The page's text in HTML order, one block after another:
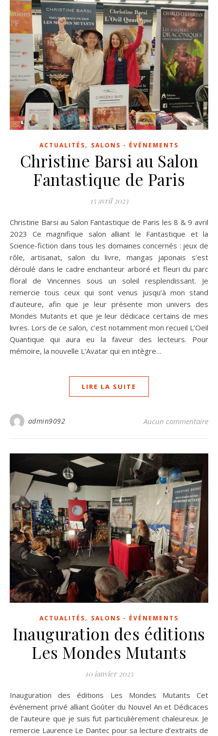
ACTUALITÉS, SALONS - ÉVÉNEMENTS
Christine Barsi au Salon
Fantastique de Paris
15 avril 2023
Christine Barsi au Salon Fantastique de Paris les 8 & 9 avril
2023 Ce magnifique salon alliant le Fantastique et la
Science-fiction dans tous les domaines concernés : jeux de
rôle, artisanat, salon du livre, mangas japonais s’est
déroulé dans le cadre enchanteur arboré et fleuri du parc
floral de Vincennes sous un soleil resplendissant. Je
remercie tous ceux qui sont venus jusqu’à mon stand
d’auteure, afin que je leur présente mon univers des
Mondes Mutants et que je leur dédicace certains de mes
livres. Lors de ce salon, c’est notamment mon recueil L’Oeil
Quantique qui aura eu la faveur des lecteurs. Pour
mémoire, la nouvelle L’Avatar qui en intègre…
LIRE LA SUITE
admin9092 Aucun commentaire
ACTUALITÉS, SALONS - ÉVÉNEMENTS
Inauguration des éditions
Les Mondes Mutants
10 janvier 2023
Inauguration des éditions Les Mondes Mutants Cet
événement privé alliant Goûter du Nouvel An et Dédicaces
de l’auteure que je suis fut particulièrement chaleureux. Je
remercie Laurence Le Dantec pour sa lecture d’extraits de